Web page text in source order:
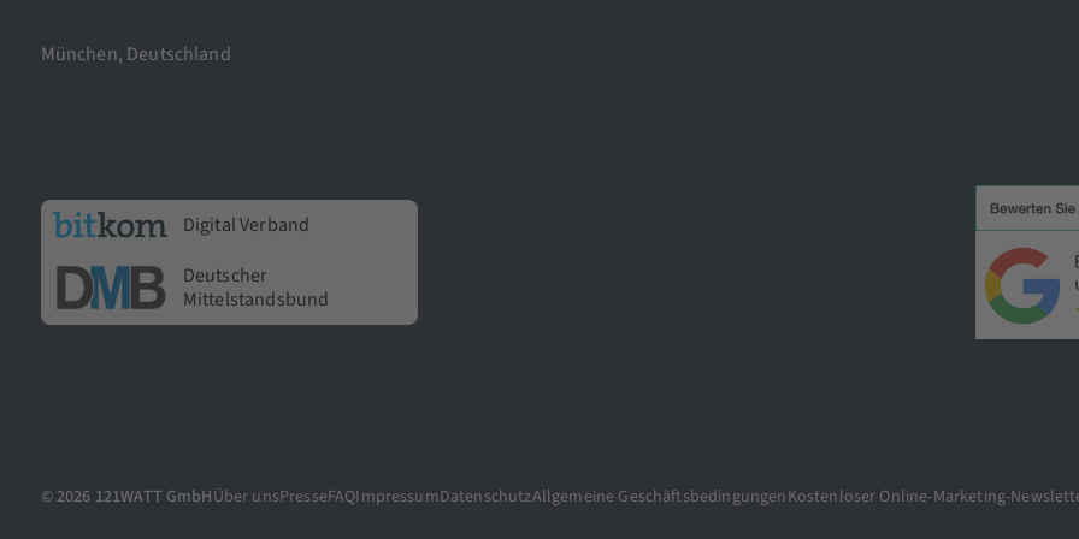
München, Deutschland
Digital Verband
Deutscher
Mittelstandsbund
© 2026 121WATT GmbHÜber unsPresseFAQImpressumDatenschutzAllgemeine GeschäftsbedingungenKostenloser Online-Marketing-